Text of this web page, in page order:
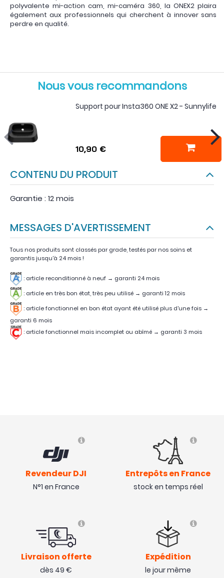
polyvalente mi-action cam, mi-caméra 360, la ONEX2 plaira
également aux professionnels qui cherchent à innover sans
perdre en qualité.
Nous vous recommandons
Support pour Insta360 ONE X2 - Sunnylife
10,90 €
CONTENU DU PRODUIT
Garantie : 12 mois
MESSAGES D'AVERTISSEMENT
Tous nos produits sont classés par grade, testés par nos soins et
garantis jusqu'à 24 mois !
: article reconditionné à neuf → garanti 24 mois
: article en très bon état, très peu utilisé → garanti 12 mois
: article fonctionnel en bon état ayant été utilisé plus d'une fois →
garanti 6 mois
: article fonctionnel mais incomplet ou abîmé → garanti 3 mois
Revendeur DJI
N°1 en France
Entrepôts en France
stock en temps réel
Livraison offerte
dès 49 €
Expédition
le jour même